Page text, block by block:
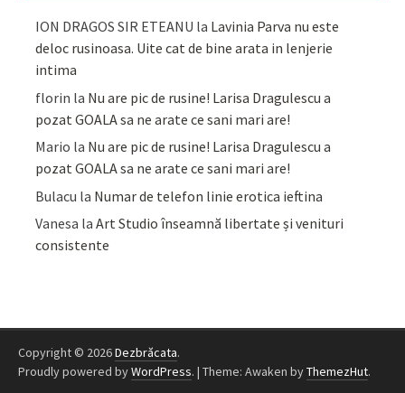
ION DRAGOS SIR ETEANU la Lavinia Parva nu este
deloc rusinoasa. Uite cat de bine arata in lenjerie
intima
florin la Nu are pic de rusine! Larisa Dragulescu a
pozat GOALA sa ne arate ce sani mari are!
Mario la Nu are pic de rusine! Larisa Dragulescu a
pozat GOALA sa ne arate ce sani mari are!
Bulacu la Numar de telefon linie erotica ieftina
Vanesa laArt Studio înseamnă libertate și venituri
consistente
Copyright © 2026Dezbrăcata.
Proudly powered byWordPress. | Theme: Awaken byThemezHut.